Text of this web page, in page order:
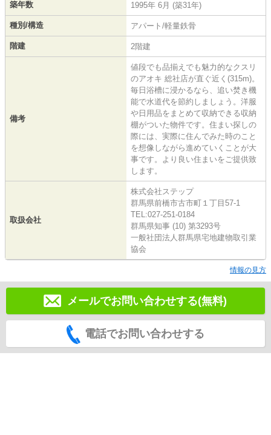
築年数 1995年 6月 (築31年)
種別/構造 アパート/軽量鉄骨
階建 2階建
備考
値段でも品揃えでも魅力的なクスリ
のアオキ 総社店が直ぐ近く(315m)。
毎日浴槽に浸かるなら、追い焚き機
能で水道代を節約しましょう。洋服
や日用品をまとめて収納できる収納
棚がついた物件です。住まい探しの
際には、実際に住んでみた時のこと
を想像しながら進めていくことが大
事です。より良い住まいをご提供致
します。
取扱会社
株式会社ステップ
群馬県前橋市古市町１丁目57-1
TEL:027-251-0184
群馬県知事 (10) 第3293号
一般社団法人群馬県宅地建物取引業
協会
情報の見方
メールでお問い合わせする(無料)
電話でお問い合わせする